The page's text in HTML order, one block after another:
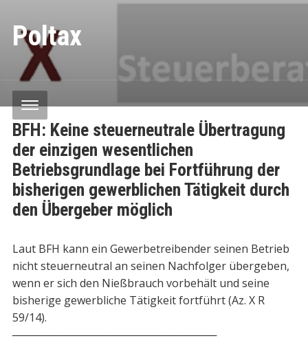
Poltax
BFH: Keine steuerneutrale Übertragung
der einzigen wesentlichen
Betriebsgrundlage bei Fortführung der
bisherigen gewerblichen Tätigkeit durch
den Übergeber möglich
Laut BFH kann ein Gewerbetreibender seinen Betrieb
nicht steuerneutral an seinen Nachfolger übergeben,
wenn er sich den Nießbrauch vorbehält und seine
bisherige gewerbliche Tätigkeit fortführt (Az. X R
59/14).
───────────────────────────